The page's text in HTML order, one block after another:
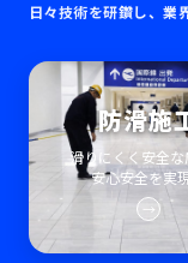
日々技術を研鑽し、業
防滑施
滑りにくく安全な
安心安全を実
→